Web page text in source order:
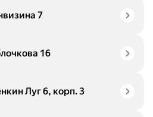
7
16
Луг 6, корп. 3